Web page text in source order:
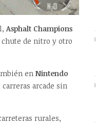
Asphalt Champions
de nitro y otro
en Nintendo
arcade sin
rurales,